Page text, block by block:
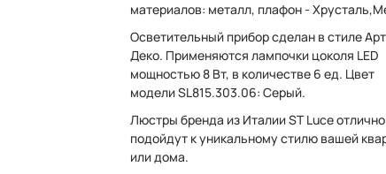
материалов: металл, плафон -
Осветительный прибор сделан в стиле
Деко. Применяются лампочки цоколя LED
мощностью 8 Вт, в количестве 6 ед. Цвет
модели SL815.303.06: Серый.
Люстры бренда из Италии ST Luce отлично
подойдут к уникальному стилю вашей
или дома.